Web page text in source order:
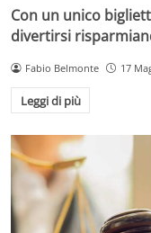
Con un unico
divertirsi
Fabio Belmonte 17
Leggi di più